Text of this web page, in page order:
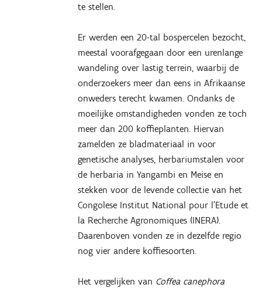
te stellen.
Er werden een 20-tal bospercelen bezocht,
meestal voorafgegaan door een urenlange
wandeling over lastig terrein, waarbij de
onderzoekers meer dan eens in Afrikaanse
onweders terecht kwamen. Ondanks de
moeilijke omstandigheden vonden ze toch
meer dan 200 koffieplanten. Hiervan
zamelden ze bladmateriaal in voor
genetische analyses, herbariumstalen voor
de herbaria in Yangambi en Meise en
stekken voor de levende collectie van het
Congolese Institut National pour l’Etude et
la Recherche Agronomiques (INERA).
Daarenboven vonden ze in dezelfde regio
nog vier andere koffiesoorten.
Het vergelijken van Coffea canephora